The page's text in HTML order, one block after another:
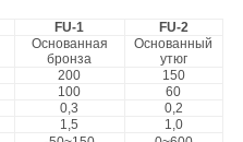
FU-1
FU-2
Основанная
бронза
Основанный
утюг
200
150
100
60
0,3
0,2
1,5
1,0